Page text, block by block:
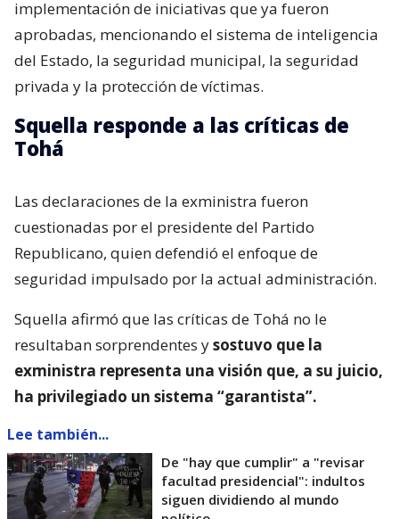
implementación de iniciativas que ya fueron
aprobadas, mencionando el sistema de inteligencia
del Estado, la seguridad municipal, la seguridad
privada y la protección de víctimas.
Squella responde a las críticas de
Tohá
Las declaraciones de la exministra fueron
cuestionadas por el presidente del Partido
Republicano, quien defendió el enfoque de
seguridad impulsado por la actual administración.
Squella afirmó que las críticas de Tohá no le
resultaban sorprendentes ysostuvo que la
exministra representa una visión que, a su juicio,
ha privilegiado un sistema “garantista”.
Lee también...
De "hay que cumplir" a "revisar
facultad presidencial": indultos
siguen dividiendo al mundo